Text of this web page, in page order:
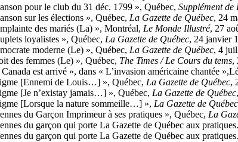
pour le club du 31 déc. 1799 », Québec, Supplément de
sur les élections », Québec, La Gazette de Québec, 24
des mariés (La) », Montréal, Le Monde Illustré, 27
loyalistes », Québec, La Gazette de Québec, 24 janvier
moderne (Le) », Québec, La Gazette de Québec, 4
des femmes (Le) », Québec, The Times / Le Cours du tems,
est arrivé », dans « L’invasion américaine chantée
[Ennemi de Louis…] », Québec, La Gazette de Québec,
[Je n’existay jamais…] », Québec, La Gazette de Québec
[Lorsque la nature sommeille…] », La Gazette de Québec
du Garçon Imprimeur à ses pratiques », Québec, La
du garçon qui porte La Gazette de Québec aux
du garçon qui porte La Gazette de Québec aux